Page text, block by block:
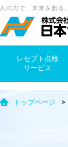
人の力で、未来を創る。
レセプト点検
サービス
トップページ >